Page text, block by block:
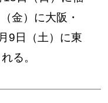
金）に大阪・
9日（土）に東
る。